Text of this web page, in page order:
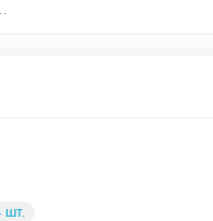
Line "Player", 120г/м2
шт.